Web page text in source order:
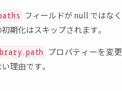
フィールドが null ではなく
期化はスキップされます。
プロパティーを変更
理由です。